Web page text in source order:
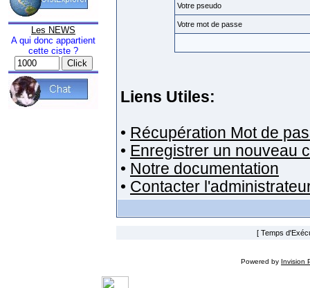
Les NEWS
A qui donc appartient
cette ciste ?
Votre pseudo
Votre mot de passe
Liens Utiles:
• Récupération Mot de
• Enregistrer un nouveau
• Notre documentation
• Contacter
[ Temps
Powered by Invision